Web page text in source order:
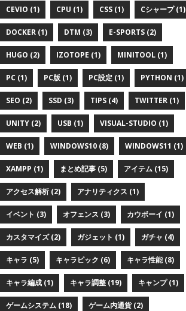
CEVIO (1) CPU (1) CSS (1) Cシャープ (1)
DOCKER (1) DTM (3) E-SPORTS (2)
HUGO (2) IZOTOPE (1) MINITOOL (1)
PC (1) PC版 (1) PC設定 (1) PYTHON (1)
SEO (2) SSD (3) TIPS (4) TWITTER (1)
UNITY (2) USB (1) VISUAL-STUDIO (1)
WEB (1) WINDOWS10 (8) WINDOWS11 (1)
XAMPP (1) まとめ記事 (5) アイテム (15)
アクセス解析 (2) アナリティクス (1)
イベント (3) オフェンス (3) カウボーイ (1)
カスタマイズ (2) ガジェット (1) ガチャ (4)
キャラ (5) キャラピック (6) キャラ性能 (8)
キャラ編成 (1) キャラ調整 (19) キャンプ (1)
ゲームシステム (18) ゲーム内通貨 (2)